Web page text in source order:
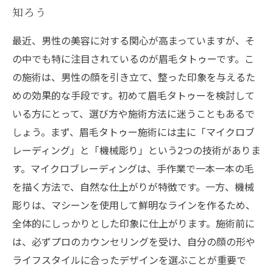
知ろう
最近、男性の美容に対する関心が高まっていますが、そ
の中でも特に注目されているのが眉毛タトゥーです。こ
の施術は、男性の顔を引き立て、整った印象を与えるた
めの効果的な手段です。初めて眉毛タトゥーを検討して
いる方にとって、選び方や施術方法に迷うこともあるで
しょう。まず、眉毛タトゥー施術には主に「マイクロブ
レーディング」と「機械彫り」という2つの技術がありま
す。マイクロブレーディングは、手作業で一本一本の毛
を描く方法で、自然な仕上がりが特徴です。一方、機械
彫りは、マシーンを使用して鮮明なラインを作るため、
全体的にしっかりとした印象に仕上がります。施術前に
は、必ずプロのカウンセリングを受け、自分の顔の形や
ライフスタイルに合ったデザインを選ぶことが重要で